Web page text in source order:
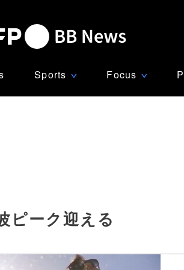
Sports ∨ Focus ∨
ピーク迎える